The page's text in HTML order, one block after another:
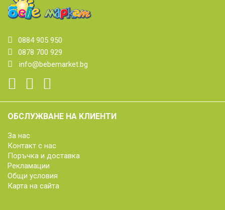
0884 905 950
0878 700 929
info@bebemarket.bg
ОБСЛУЖВАНЕ НА КЛИЕНТИ
За нас
Контакт с нас
Поръчка и доставка
Рекламации
Общи условия
Карта на сайта